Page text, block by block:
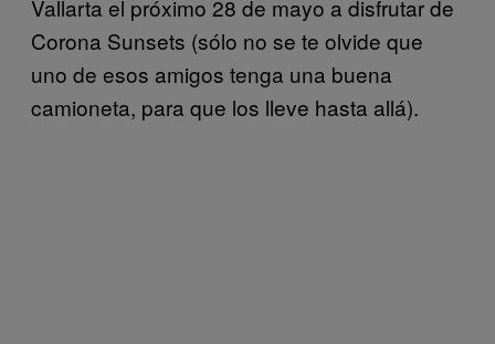
Vallarta el próximo 28 de mayo a disfrutar de
Corona Sunsets (sólo no se te olvide que
uno de esos amigos tenga una buena
camioneta, para que los lleve hasta allá).